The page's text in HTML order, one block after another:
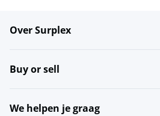
Over Surplex
Buy or sell
We helpen je graag